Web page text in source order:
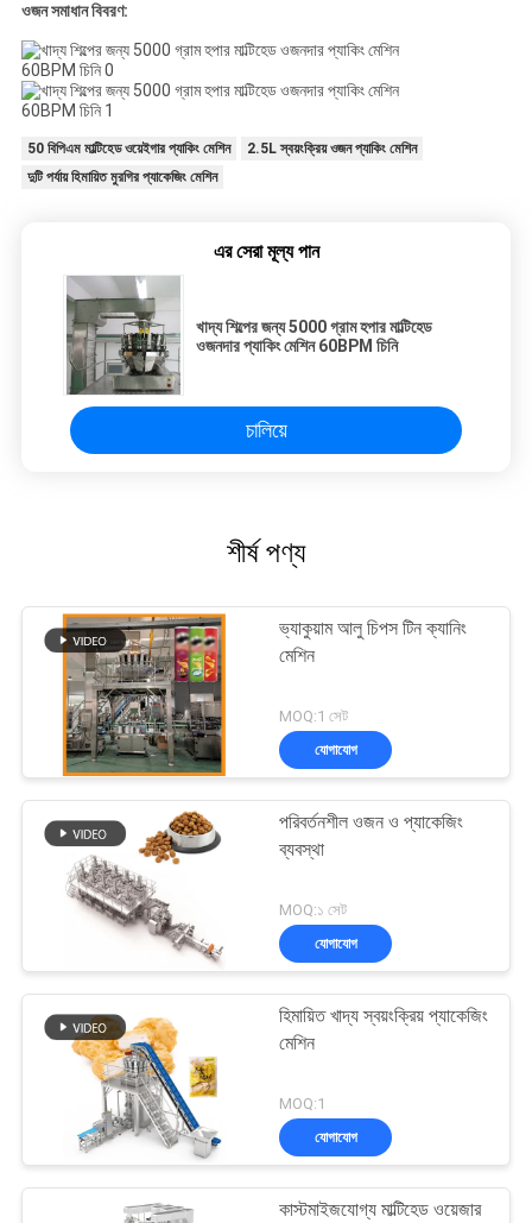
ওজন সমাধান বিবরণ:
50 বিপিএম মাল্টিহেড ওয়েইগার প্যাকিং মেশিন
2.5L স্বয়ংক্রিয় ওজন প্যাকিং মেশিন
দুটি পর্যায় হিমায়িত মুরগির প্যাকেজিং মেশিন
এর সেরা মূল্য পান
খাদ্য শিল্পের জন্য 5000 গ্রাম হপার মাল্টিহেড
ওজনদার প্যাকিং মেশিন 60BPM চিনি
চালিয়ে
শীর্ষ পণ্য
ভ্যাকুয়াম আলু চিপস টিন ক্যানিং
মেশিন
MOQ:1 সেট
যোগাযোগ
পরিবর্তনশীল ওজন ও প্যাকেজিং
ব্যবস্থা
MOQ:১ সেট
যোগাযোগ
হিমায়িত খাদ্য স্বয়ংক্রিয় প্যাকেজিং
মেশিন
MOQ:1
যোগাযোগ
কাস্টমাইজযোগ্য মাল্টিহেড ওয়েজার